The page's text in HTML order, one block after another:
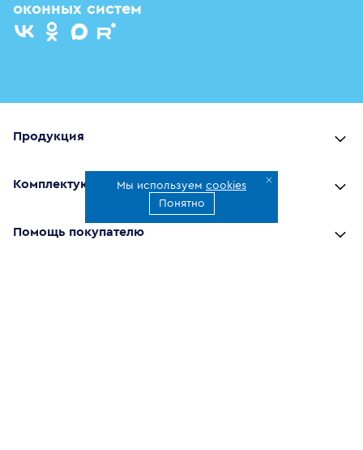
Мы используем cookies
Понятно
оконных систем
Продукция
Комплектующие
Помощь покупателю